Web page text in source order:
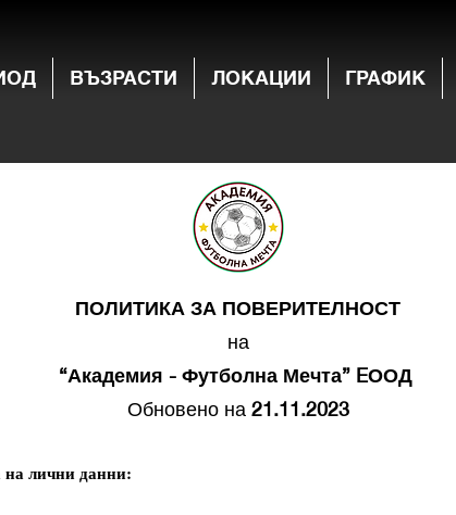
ВЪЗРАСТИ ЛОКАЦИИ ГРАФИК
ПОЛИТИКА ЗА ПОВЕРИТЕЛНОСТ
на
“Академия - Футболна Мечта” EООД
Обновено на 21.11.2023
лични данни: